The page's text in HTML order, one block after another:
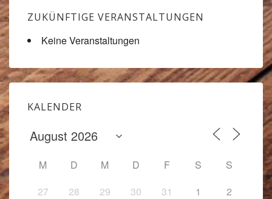
ZUKÜNFTIGE VERANSTALTUNGEN
Keine Veranstaltungen
KALENDER
M D M D F S
S
27
28 29 30 31 1 2